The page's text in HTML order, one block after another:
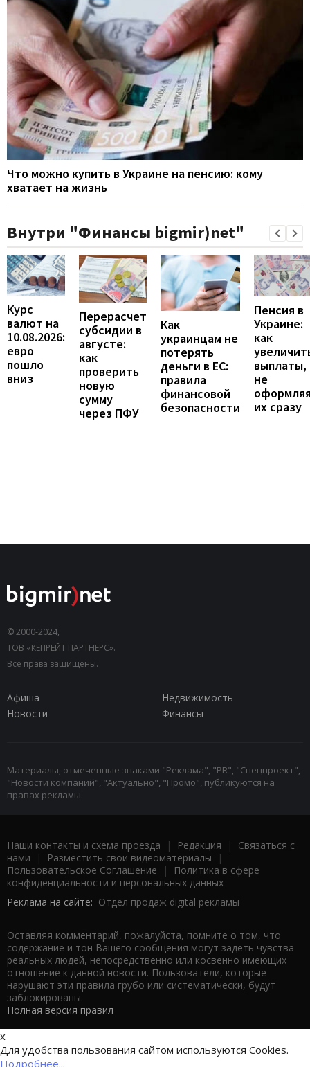
Что можно купить в Украине на пенсию: кому
хватает на жизнь
Внутри "Финансы bigmir)net"
Курс
валют на
10.08.2026:
евро
пошло
вниз
Перерасчет
субсидии в
августе:
как
проверить
новую
сумму
через ПФУ
Как
украинцам не
потерять
деньги в ЕС:
правила
финансовой
безопасности
Пенсия в
Украине:
как
выплаты,
не
их сразу
© 2000-2024,
ТОВ «КЕПРЕЙТ ПАРТНЕРС».
Все права защищены.
Афиша
Недвижимость
Новости
Финансы
Материалы, отмеченные знаками "Реклама", "PR", "Спецпроект",
"Новости компаний", "Актуально", "Промо", публикуются на
правах рекламы.
Наши контакты и схема проезда | Редакция | Связаться с
нами | Разместить свои видеоматериалы |
Пользовательское Соглашение |
Политика в сфере
конфиденциальности и персональных данных
Реклама на сайте: Отдел продаж digital рекламы
Оставляя комментарий, пожалуйста, помните о том, что
содержание и тон Вашего сообщения могут задеть чувства
реальных людей, непосредственно или косвенно имеющих
отношение к данной новости. Пользователи, которые
нарушают эти правила грубо или систематически, будут
заблокированы.
Полная версия правил
x
Для удобства пользования сайтом используются Cookies.
Подробнее...